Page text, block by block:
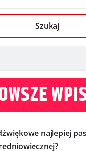
Szukaj
najlepiej